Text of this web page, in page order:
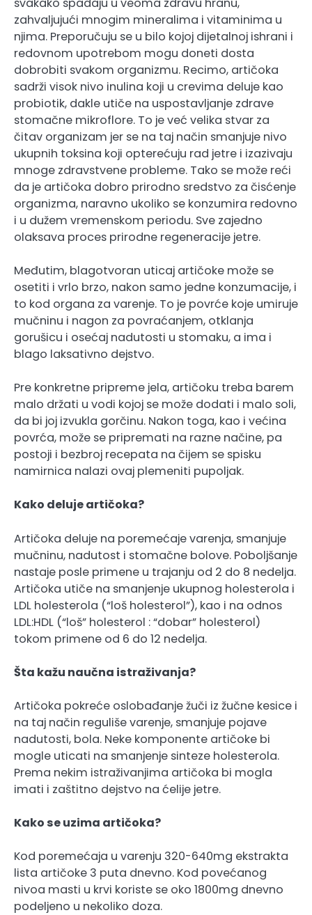
zahvaljujući mnogim mineralima i vitaminima u
njima. Preporučuju se u bilo kojoj dijetalnoj ishrani i
redovnom upotrebom mogu doneti dosta
dobrobiti svakom organizmu. Recimo, artičoka
sadrži visok nivo inulina koji u crevima deluje kao
probiotik, dakle utiče na uspostavljanje zdrave
stomačne mikroflore. To je već velika stvar za
čitav organizam jer se na taj način smanjuje nivo
ukupnih toksina koji opterećuju rad jetre i izazivaju
mnoge zdravstvene probleme. Tako se može reći
da je artičoka dobro prirodno sredstvo za čisćenje
organizma, naravno ukoliko se konzumira redovno
i u dužem vremenskom periodu. Sve zajedno
olaksava proces prirodne regeneracije jetre.
Međutim, blagotvoran uticaj artičoke može se
osetiti i vrlo brzo, nakon samo jedne konzumacije, i
to kod organa za varenje. To je povrće koje umiruje
mučninu i nagon za povraćanjem, otklanja
gorušicu i osećaj nadutosti u stomaku, a ima i
blago laksativno dejstvo.
Pre konkretne pripreme jela, artičoku treba barem
malo držati u vodi kojoj se može dodati i malo soli,
da bi joj izvukla gorčinu. Nakon toga, kao i većina
povrća, može se pripremati na razne načine, pa
postoji i bezbroj recepata na čijem se spisku
namirnica nalazi ovaj plemeniti pupoljak.
Kako deluje artičoka?
Artičoka deluje na poremećaje varenja, smanjuje
mučninu, nadutost i stomačne bolove. Poboljšanje
nastaje posle primene u trajanju od 2 do 8 nedelja.
Artičoka utiče na smanjenje ukupnog holesterola i
LDL holesterola (“loš holesterol”), kao i na odnos
LDL:HDL (“loš” holesterol : “dobar” holesterol)
tokom primene od 6 do 12 nedelja.
Šta kažu naučna istraživanja?
Artičoka pokreće oslobađanje žuči iz žučne kesice i
na taj način reguliše varenje, smanjuje pojave
nadutosti, bola. Neke komponente artičoke bi
mogle uticati na smanjenje sinteze holesterola.
Prema nekim istraživanjima artičoka bi mogla
imati i zaštitno dejstvo na ćelije jetre.
Kako se uzima artičoka?
Kod poremećaja u varenju 320-640mg ekstrakta
lista artičoke 3 puta dnevno. Kod povećanog
nivoa masti u krvi koriste se oko 1800mg dnevno
podeljeno u nekoliko doza.